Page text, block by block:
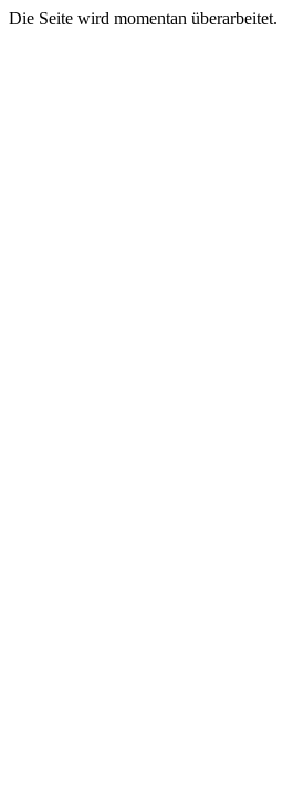
Die Seite wird momentan überarbeitet.